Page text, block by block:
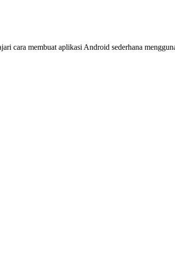
cara membuat aplikasi Android sederhana